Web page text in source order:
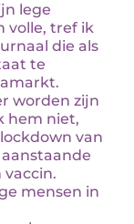
lege
volle, tref ik
die als
te
worden zijn
hem niet,
van
mensen in